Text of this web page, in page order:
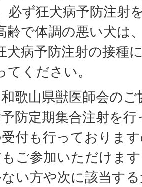
必ず狂犬病予防注射
齢で体調の悪い犬は
犬病予防注射の接種
てください。
歌山県獣医師会のご
防定期集合注射を
付も行っておりま
ご参加いただけま
い方や次に該当す